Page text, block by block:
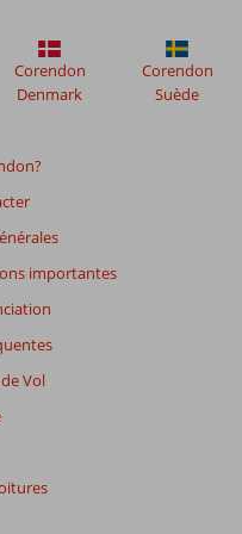
importantes
Vol
Corendon
Denmark
Corendon
Suède